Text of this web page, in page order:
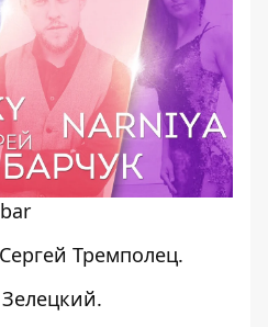
Сергей Тремполец.